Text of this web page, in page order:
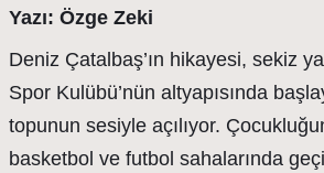
Yazı: Özge Zeki
Deniz Çatalbaş’ın hikayesi, sekiz
Spor Kulübü’nün altyapısında
topunun sesiyle açılıyor.
basketbol ve futbol sahalarında